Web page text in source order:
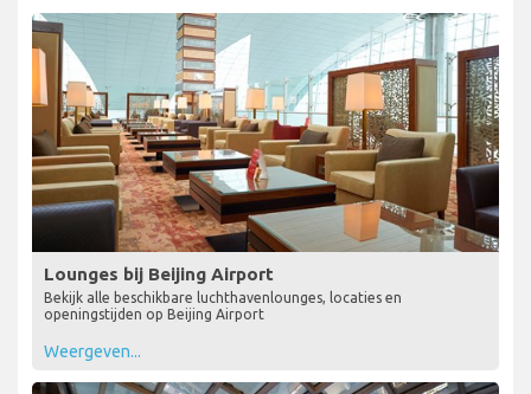
Lounges bij Beijing Airport
Bekijk alle beschikbare luchthavenlounges, locaties en
openingstijden op Beijing Airport
Weergeven...